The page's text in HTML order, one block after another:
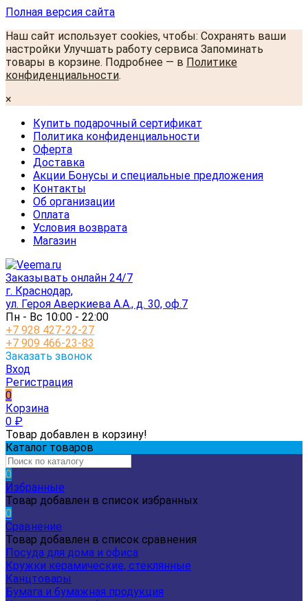
Полная версия сайта
Наш сайт использует cookies, чтобы: Сохранять ваши
настройки Улучшать работу сервиса Запоминать
товары в корзине. Подробнее — в Политике
конфиденциальности.
×
Купить подарочный сертификат
Политика конфиденциальности
Оферта
Доставка
Акции Бонусы и специальные предложения
Контакты
Об организации
Оплата
Условия возврата
Магазин
Заказывать онлайн 24/7
г. Краснодар,
ул. Героя Аверкиева А.А., д. 30, оф.7
Пн - Вс 10:00 - 22:00
+7 928 427-22-27
+7 909 466-23-83
Заказать звонок
Вход
Регистрация
0
Корзина
0 ₽
Товар добавлен в корзину!
Каталог товаров
0
Избранные
Товар добавлен в список избранных
0
Сравнение
Товар добавлен в список сравнения
Посуда для дома и офиса
Кружки керамические, стеклянные
Канцтовары
Бумага и бумажная продукция